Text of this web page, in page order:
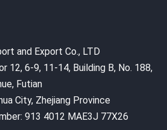
and Export Co., LTD
12, 6-9, 11-14, Building B, No. 188,
Futian
City, Zhejiang Province
913 4012 MAE3J 77X26